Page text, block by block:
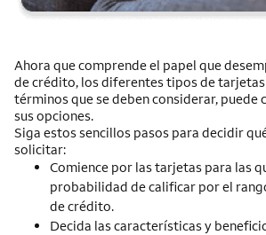
Ahora que comprende el papel que
de crédito, los diferentes tipos de
términos que se deben considerar, puede
sus opciones.
Siga estos sencillos pasos para decidir
solicitar:
Comience por las tarjetas para las
probabilidad de calificar por el
de crédito.
Decida las características y